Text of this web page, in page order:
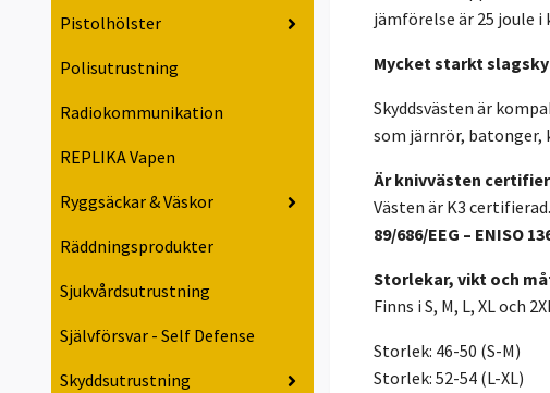
Pistolhölster
Polisutrustning
Radiokommunikation
REPLIKA Vapen
Ryggsäckar & Väskor
Räddningsprodukter
Sjukvårdsutrustning
Självförsvar - Self Defense
Skyddsutrustning
jämförelse är 25 joule i
Mycket starkt
Skyddsvästen är
som järnrör, batonger,
Är knivvästen
Västen är K3
89/686/EEG – ENISO
Storlekar, vikt och
Finns i S, M, L, XL och
Storlek: 46-50 (S-M)
Storlek: 52-54 (L-XL)